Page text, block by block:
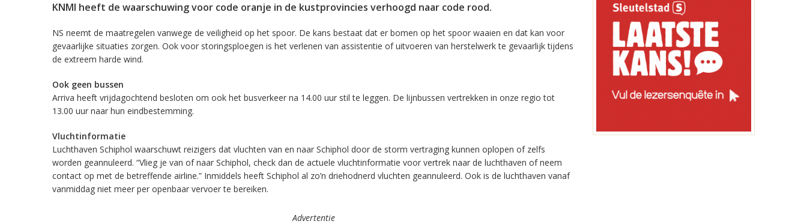
KNMI heeft de waarschuwing voor code oranje in de kustprovincies verhoogd naar code rood.
NS neemt de maatregelen vanwege de veiligheid op het spoor. De kans bestaat dat er bomen op het spoor waaien en dat kan voor
gevaarlijke situaties zorgen. Ook voor storingsploegen is het verlenen van assistentie of uitvoeren van herstelwerk te gevaarlijk tijdens
de extreem harde wind.
Ook geen bussen
Arriva heeft vrijdagochtend besloten om ook het busverkeer na 14.00 uur stil te leggen. De lijnbussen vertrekken in onze regio tot
13.00 uur naar hun eindbestemming.
Vluchtinformatie
Luchthaven Schiphol waarschuwt reizigers dat vluchten van en naar Schiphol door de storm vertraging kunnen oplopen of zelfs
worden geannuleerd. “Vlieg je van of naar Schiphol, check dan de actuele vluchtinformatie voor vertrek naar de luchthaven of neem
contact op met de betreffende airline.” Inmiddels heeft Schiphol al zo’n driehodnerd vluchten geannuleerd. Ook is de luchthaven vanaf
vanmiddag niet meer per openbaar vervoer te bereiken.
Advertentie